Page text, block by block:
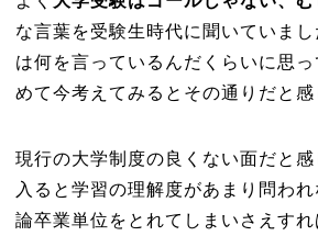
な言葉を受験生時代に聞いていま
は何を言っているんだくらいに思
めて今考えてみるとその通りだと感
現行の大学制度の良くない面だと
入ると学習の理解度があまり問わ
論卒業単位をとれてしまいさえす